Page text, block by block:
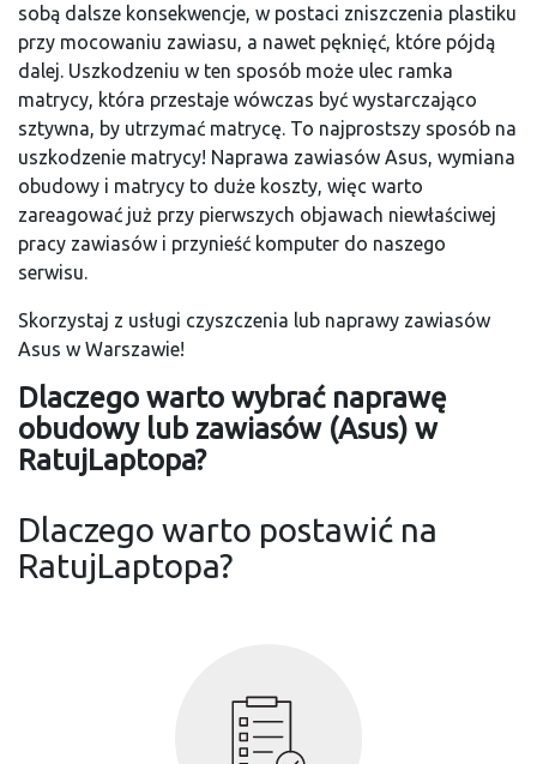
sobą dalsze konsekwencje, w postaci zniszczenia plastiku
przy mocowaniu zawiasu, a nawet pęknięć, które pójdą
dalej. Uszkodzeniu w ten sposób może ulec ramka
matrycy, która przestaje wówczas być wystarczająco
sztywna, by utrzymać matrycę. To najprostszy sposób na
uszkodzenie matrycy! Naprawa zawiasów Asus, wymiana
obudowy i matrycy to duże koszty, więc warto
zareagować już przy pierwszych objawach niewłaściwej
pracy zawiasów i przynieść komputer do naszego
serwisu.
Skorzystaj z usługi czyszczenia lub naprawy zawiasów
Asus w Warszawie!
Dlaczego warto wybrać naprawę
obudowy lub zawiasów (Asus) w
RatujLaptopa?
Dlaczego warto postawić na
RatujLaptopa?